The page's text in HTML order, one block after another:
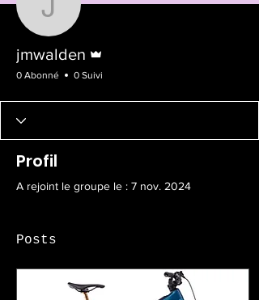
jmwalden
jmwalden
0 Abonné 0 Suivi
Profil
A rejoint le groupe le : 7 nov. 2024
Posts